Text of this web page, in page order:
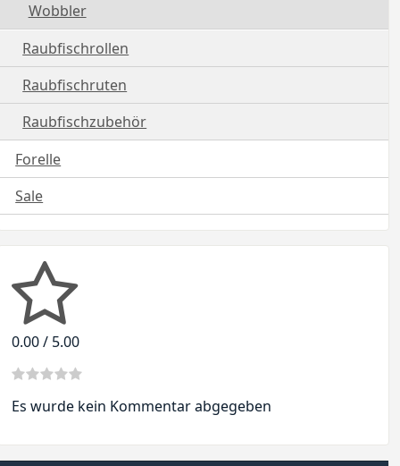
Wobbler
Raubfischrollen
Raubfischruten
Raubfischzubehör
Forelle
Sale
0.00 / 5.00
Es wurde kein Kommentar abgegeben